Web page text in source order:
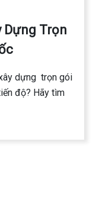
Dựng Trọn
dựng trọn gói
độ? Hãy tìm